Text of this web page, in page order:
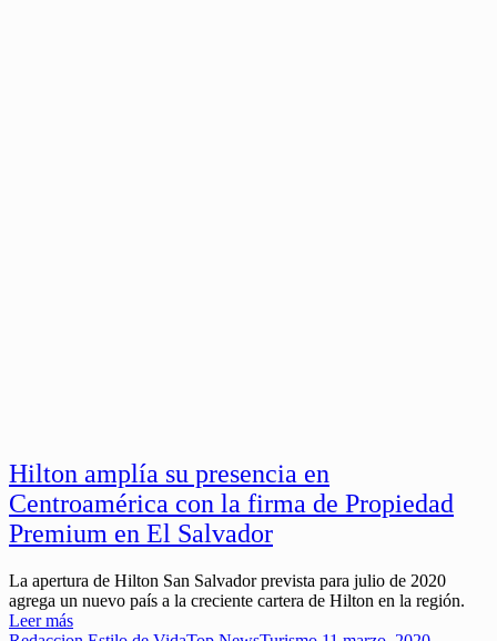
Hilton amplía su presencia en
Centroamérica con la firma de Propiedad
Premium en El Salvador
La apertura de Hilton San Salvador prevista para julio de 2020
agrega un nuevo país a la creciente cartera de Hilton en la región.
Leer más